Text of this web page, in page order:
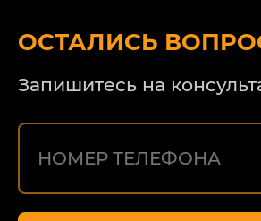
ОСТАЛИСЬ
Запишитесь на